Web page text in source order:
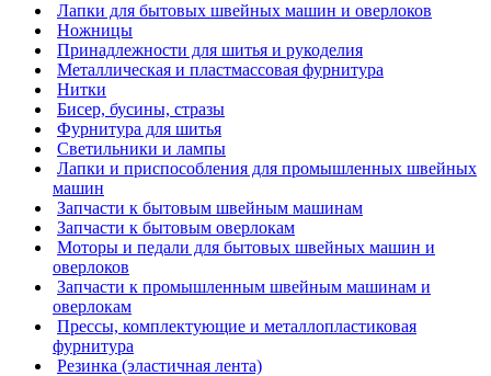
Лапки для бытовых швейных машин и оверлоков
Ножницы
Принадлежности для шитья и рукоделия
Металлическая и пластмассовая фурнитура
Нитки
Бисер, бусины, стразы
Фурнитура для шитья
Светильники и лампы
Лапки и приспособления для промышленных швейных
машин
Запчасти к бытовым швейным машинам
Запчасти к бытовым оверлокам
Моторы и педали для бытовых швейных машин и
оверлоков
Запчасти к промышленным швейным машинам и
оверлокам
Прессы, комплектующие и металлопластиковая
фурнитура
Резинка (эластичная лента)